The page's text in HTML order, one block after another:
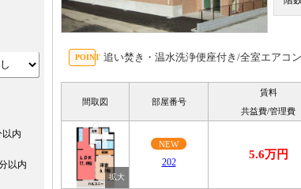
追い焚き・温水洗浄便座付き/全室エアコ
間取図 部屋番号
賃料
共益費/管理費
NEW
202
5.6万円
以内
以内